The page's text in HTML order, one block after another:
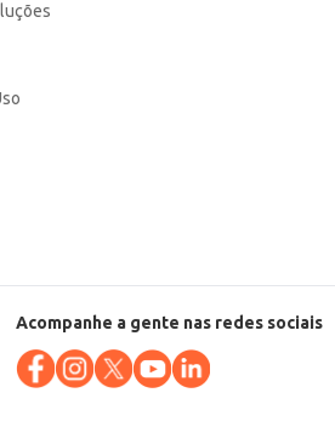
Acompanhe a gente nas redes sociais